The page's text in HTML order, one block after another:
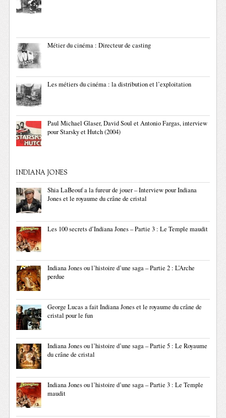
Métier du cinéma : Directeur de casting
Les métiers du cinéma : la distribution et l’exploitation
Paul Michael Glaser, David Soul et Antonio Fargas, interview
pour Starsky et Hutch (2004)
INDIANA JONES
Shia LaBeouf a la fureur de jouer – Interview pour Indiana
Jones et le royaume du crâne de cristal
Les 100 secrets d’Indiana Jones – Partie 3 : Le Temple maudit
Indiana Jones ou l’histoire d’une saga – Partie 2 : L’Arche
perdue
George Lucas a fait Indiana Jones et le royaume du crâne de
cristal pour le fun
Indiana Jones ou l’histoire d’une saga – Partie 5 : Le Royaume
du crâne de cristal
Indiana Jones ou l’histoire d’une saga – Partie 3 : Le Temple
maudit